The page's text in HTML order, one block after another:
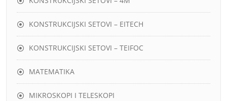
KONSTRUKCIJSKI SETOVI – EITECH
KONSTRUKCIJSKI SETOVI – TEIFOC
MATEMATIKA
MIKROSKOPI I TELESKOPI